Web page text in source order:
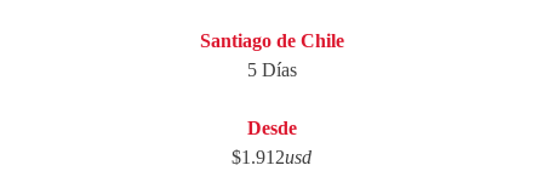
Santiago de Chile
5 Días
Desde
$1.912usd